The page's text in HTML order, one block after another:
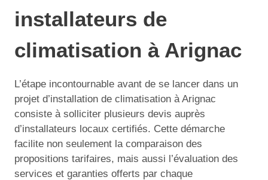
installateurs de
climatisation à Arignac
L’étape incontournable avant de se lancer dans un
projet d’installation de climatisation à Arignac
consiste à solliciter plusieurs devis auprès
d’installateurs locaux certifiés. Cette démarche
facilite non seulement la comparaison des
propositions tarifaires, mais aussi l’évaluation des
services et garanties offerts par chaque